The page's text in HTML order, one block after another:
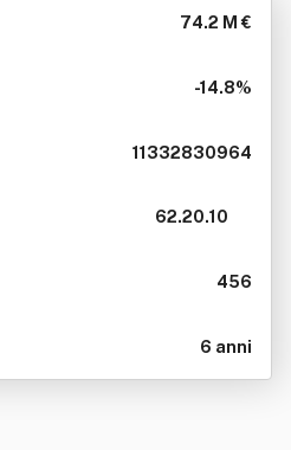
74.2 M €
-14.8%
11332830964
62.20.10
456
6 anni